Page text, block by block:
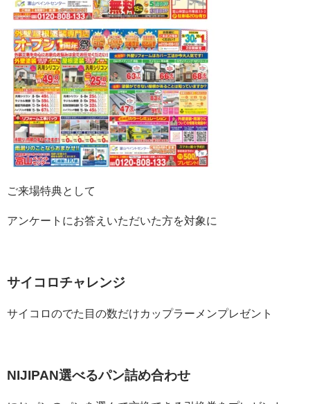
ご来場特典として
アンケートにお答えいただいた方を対象に
サイコロチャレンジ
サイコロのでた目の数だけカップラーメンプレゼント
NIJIPAN選べるパン詰め合わせ